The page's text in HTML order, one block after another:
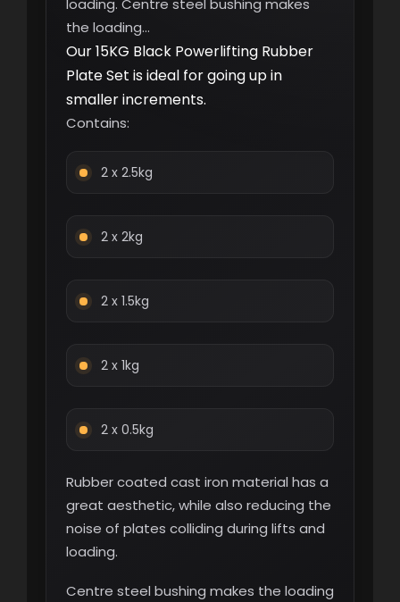
loading. Centre steel bushing makes
the loading…
Our 15KG Black Powerlifting Rubber
Plate Set is ideal for going up in
smaller increments.
Contains:
2 x 2.5kg
2 x 2kg
2 x 1.5kg
2 x 1kg
2 x 0.5kg
Rubber coated cast iron material has a
great aesthetic, while also reducing the
noise of plates colliding during lifts and
loading.
Centre steel bushing makes the loading